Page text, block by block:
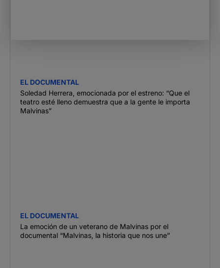
EL DOCUMENTAL
Soledad Herrera, emocionada por el estreno: “Que el
teatro esté lleno demuestra que a la gente le importa
Malvinas”
EL DOCUMENTAL
La emoción de un veterano de Malvinas por el
documental “Malvinas, la historia que nos une”